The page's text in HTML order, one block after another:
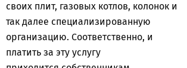
своих плит, газовых котлов, колонок и
так далее специализированную
организацию. Соответственно, и
платить за эту услугу